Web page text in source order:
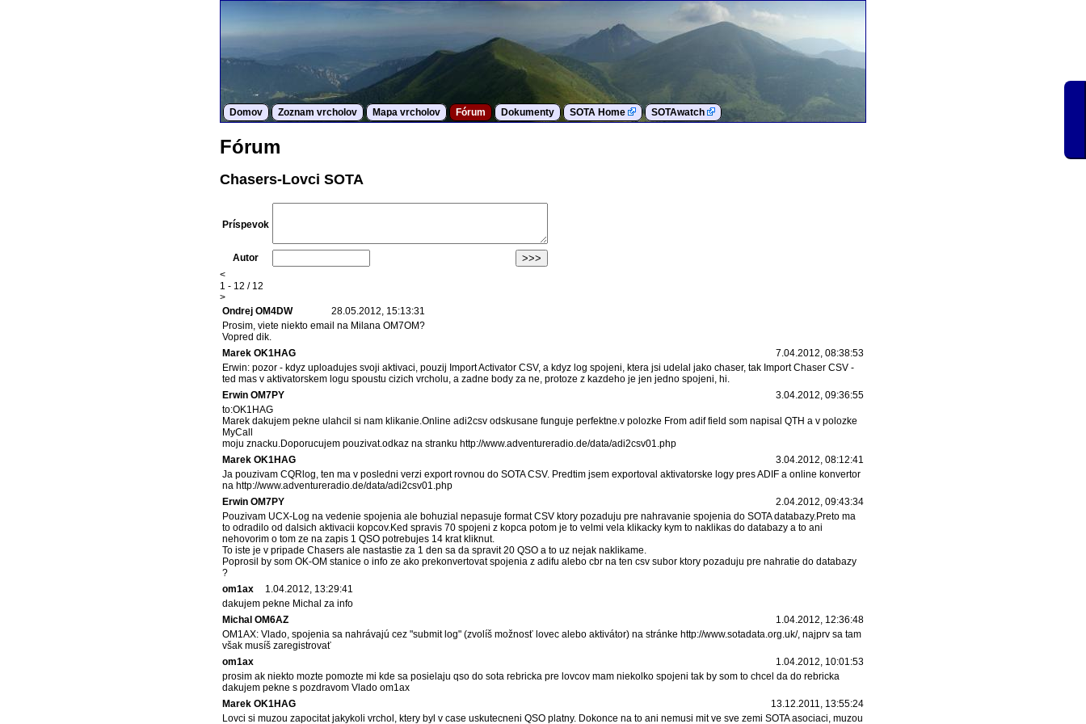
Domov Zoznam vrcholov Mapa vrcholov Fórum Dokumenty SOTA Home SOTAwatch
Fórum
Chasers-Lovci SOTA
Príspevok
Autor
<
1 - 12 / 12
>
Ondrej OM4DW
28.05.2012, 15:13:31
Prosim, viete niekto email na Milana OM7OM?
Vopred dik.
Marek OK1HAG
7.04.2012, 08:38:53
Erwin: pozor - kdyz uploadujes svoji aktivaci, pouzij Import Activator CSV, a kdyz log spojeni, ktera jsi udelal jako chaser, tak Import Chaser CSV -
ted mas v aktivatorskem logu spoustu cizich vrcholu, a zadne body za ne, protoze z kazdeho je jen jedno spojeni, hi.
Erwin OM7PY
3.04.2012, 09:36:55
to:OK1HAG
Marek dakujem pekne ulahcil si nam klikanie.Online adi2csv odskusane funguje perfektne.v polozke From adif field som napisal QTH a v polozke
MyCall
moju znacku.Doporucujem pouzivat.odkaz na stranku http://www.adventureradio.de/data/adi2csv01.php
Marek OK1HAG
3.04.2012, 08:12:41
Ja pouzivam CQRlog, ten ma v posledni verzi export rovnou do SOTA CSV. Predtim jsem exportoval aktivatorske logy pres ADIF a online konvertor
na http://www.adventureradio.de/data/adi2csv01.php
Erwin OM7PY
2.04.2012, 09:43:34
Pouzivam UCX-Log na vedenie spojenia ale bohuzial nepasuje format CSV ktory pozaduju pre nahravanie spojenia do SOTA databazy.Preto ma
to odradilo od dalsich aktivacii kopcov.Ked spravis 70 spojeni z kopca potom je to velmi vela klikacky kym to naklikas do databazy a to ani
nehovorim o tom ze na zapis 1 QSO potrebujes 14 krat kliknut.
To iste je v pripade Chasers ale nastastie za 1 den sa da spravit 20 QSO a to uz nejak naklikame.
Poprosil by som OK-OM stanice o info ze ako prekonvertovat spojenia z adifu alebo cbr na ten csv subor ktory pozaduju pre nahratie do databazy
?
om1ax
1.04.2012, 13:29:41
dakujem pekne Michal za info
Michal OM6AZ
1.04.2012, 12:36:48
OM1AX: Vlado, spojenia sa nahrávajú cez "submit log" (zvolíš možnosť lovec alebo aktivátor) na stránke http://www.sotadata.org.uk/, najprv sa tam
však musíš zaregistrovať
om1ax
1.04.2012, 10:01:53
prosim ak niekto mozte pomozte mi kde sa posielaju qso do sota rebricka pre lovcov mam niekolko spojeni tak by som to chcel da do rebricka
dakujem pekne s pozdravom Vlado om1ax
Marek OK1HAG
13.12.2011, 13:55:24
Lovci si muzou zapocitat jakykoli vrchol, ktery byl v case uskutecneni QSO platny. Dokonce na to ani nemusi mit ve sve zemi SOTA asociaci, muzou